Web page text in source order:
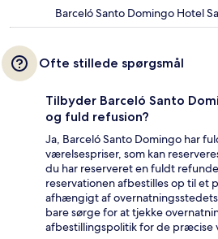
Barceló Santo Domingo Hotel
Ofte stillede spørgsmål
Tilbyder Barceló Santo
og fuld refusion?
Ja, Barceló Santo Domingo har
værelsespriser, som kan
du har reserveret en fuldt
reservationen afbestilles op til et
afhængigt af
bare sørge for at tjekke
afbestillingspolitik for de præcise